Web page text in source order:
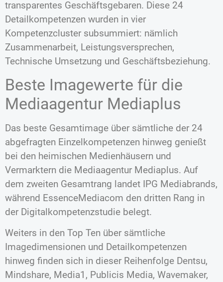
transparentes Geschäftsgebaren. Diese 24
Detailkompetenzen wurden in vier
Kompetenzcluster subsummiert: nämlich
Zusammenarbeit, Leistungsversprechen,
Technische Umsetzung und Geschäftsbeziehung.
Beste Imagewerte für die
Mediaagentur Mediaplus
Das beste Gesamtimage über sämtliche der 24
abgefragten Einzelkompetenzen hinweg genießt
bei den heimischen Medienhäusern und
Vermarktern die Mediaagentur Mediaplus. Auf
dem zweiten Gesamtrang landet IPG Mediabrands,
während EssenceMediacom den dritten Rang in
der Digitalkompetenzstudie belegt.
Weiters in den Top Ten über sämtliche
Imagedimensionen und Detailkompetenzen
hinweg finden sich in dieser Reihenfolge Dentsu,
Mindshare, Media1, Publicis Media, Wavemaker,